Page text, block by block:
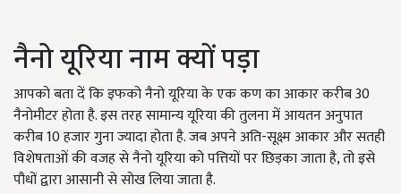
नैनो यूरिया नाम क्यों पड़ा
आपको बता दें कि इफको नैनो यूरिया के एक कण का आकार करीब 30
नैनोमीटर होता है. इस तरह सामान्य यूरिया की तुलना में आयतन अनुपात
करीब 10 हजार गुना ज्यादा होता है. जब अपने अति-सूक्ष्म आकार और सतही
विशेषताओं की वजह से नैनो यूरिया को पत्तियों पर छिड़का जाता है, तो इसे
पौधों द्वारा आसानी से सोख लिया जाता है.